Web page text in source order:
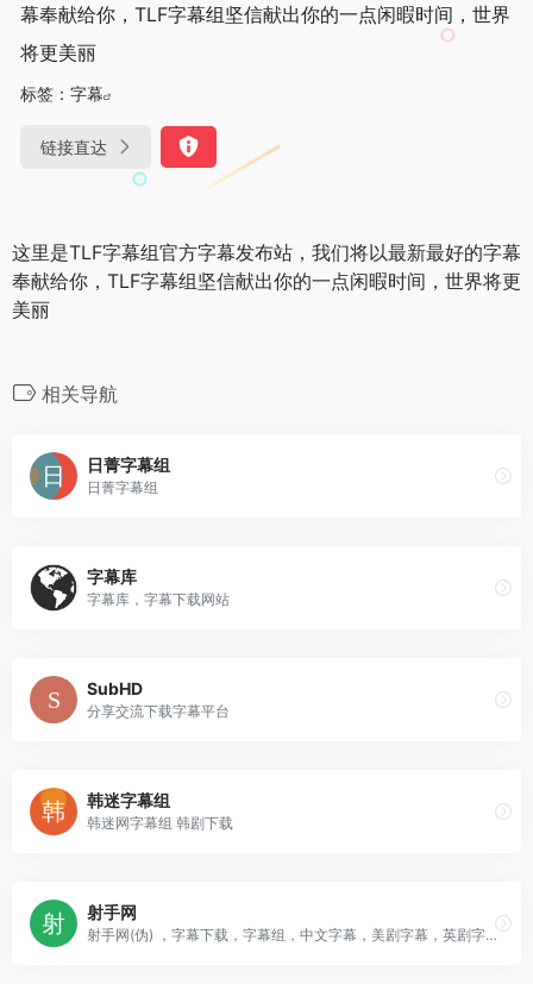
幕奉献给你，TLF字幕组坚信献出你的一点闲暇时间，世界
将更美丽
标签： 字幕
链接直达
这里是TLF字幕组官方字幕发布站，我们将以最新最好的字幕
奉献给你，TLF字幕组坚信献出你的一点闲暇时间，世界将更
美丽
相关导航
日菁字幕组
日菁字幕组
字幕库
字幕库，字幕下载网站
SubHD
分享交流下载字幕平台
韩迷字幕组
韩迷网字幕组 韩剧下载
射手网
射手网(伪) ，字幕下载，字幕组，中文字幕，美剧字幕，英剧字幕，双语字幕，新番字幕